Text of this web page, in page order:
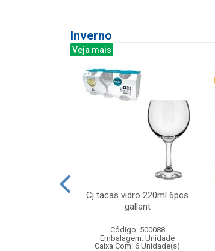
Inverno
Veja mais
Cj tacas vidro 220ml 6pcs
gallant
Código: 500088
Embalagem: Unidade
Caixa Com: 6 Unidade(s)